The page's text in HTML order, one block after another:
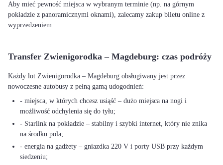
Aby mieć pewność miejsca w wybranym terminie (np. na górnym
pokładzie z panoramicznymi oknami), zalecamy zakup biletu online z
wyprzedzeniem.
Transfer Zwienigorodka – Magdeburg: czas podróży
Każdy lot Zwienigorodka – Magdeburg obsługiwany jest przez
nowoczesne autobusy z pełną gamą udogodnień:
- miejsca, w których chcesz usiąść – dużo miejsca na nogi i
możliwość odchylenia się do tyłu;
- Starlink na pokładzie – stabilny i szybki internet, który nie znika
na środku pola;
- energia na gadżety – gniazdka 220 V i porty USB przy każdym
siedzeniu;